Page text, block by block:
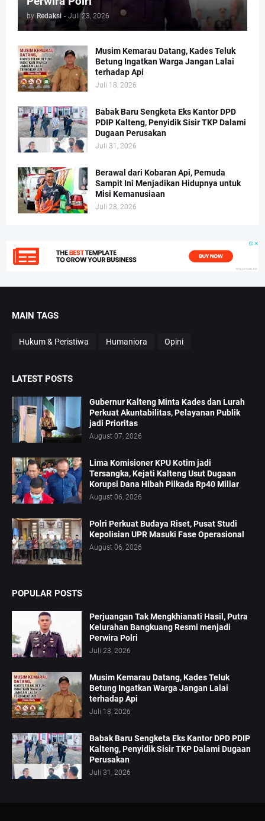
by Redaksi - Juli 23, 2026
Musim Kemarau Datang, Kades Teluk
Betung Ingatkan Warga Jangan Lalai
terhadap Api
Juli 18, 2026
Babak Baru Sengketa Eks Kantor DPD
PDIP Kalteng, Penyidik Sisir TKP Dalami
Dugaan Perusakan
Juli 31, 2026
Berawal dari Kobaran Api, Pemuda
Sampit Ini Menjadikan Hidupnya untuk
Misi Kemanusiaan
Juli 28, 2026
MAIN TAGS
Hukum & Peristiwa Humaniora Opini
LATEST POSTS
Gubernur Kalteng Minta Kades dan Lurah
Perkuat Akuntabilitas, Pelayanan Publik
jadi Prioritas
August 07, 2026
Lima Komisioner KPU Kotim jadi
Tersangka, Kejati Kalteng Usut Dugaan
Korupsi Dana Hibah Pilkada Rp40 Miliar
August 06, 2026
Polri Perkuat Budaya Riset, Pusat Studi
Kepolisian UPR Masuki Fase Operasional
August 06, 2026
POPULAR POSTS
Perjuangan Tak Mengkhianati Hasil, Putra
Kelurahan Bangkuang Resmi menjadi
Perwira Polri
Juli 23, 2026
Musim Kemarau Datang, Kades Teluk
Betung Ingatkan Warga Jangan Lalai
terhadap Api
Juli 18, 2026
Babak Baru Sengketa Eks Kantor DPD PDIP
Kalteng, Penyidik Sisir TKP Dalami Dugaan
Perusakan
Juli 31, 2026